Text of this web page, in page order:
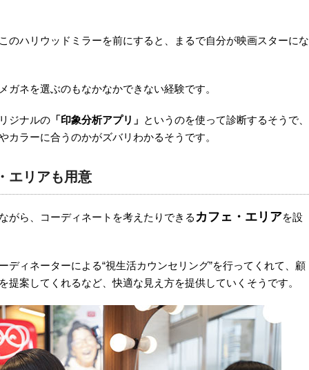
のハリウッドミラーを前にすると、まるで自分が映画スターにな
ガネを選ぶのもなかなかできない経験です。
ジナルの 「印象分析アプリ」 というのを使って診断するそうで、
カラーに合うのかがズバリわかるそうです。
エリアも用意
がら、コーディネートを考えたりできる カフェ・エリアを設
ディネーターによる“視生活カウンセリング”を行ってくれて、顧
提案してくれるなど、快適な見え方を提供していくそうです。